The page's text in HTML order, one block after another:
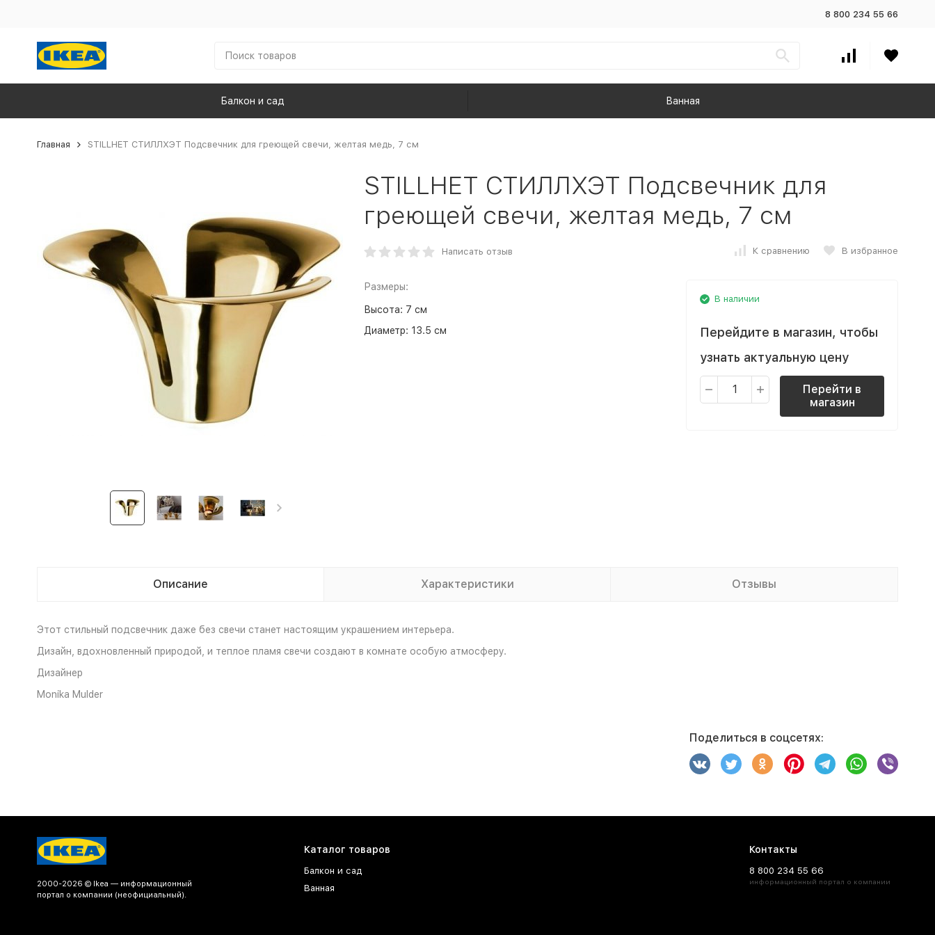
8 800 234 55 66
Балкон и сад Ванная
Главная STILLHET СТИЛЛХЭТ Подсвечник для греющей свечи, желтая медь, 7 см
STILLHET СТИЛЛХЭТ Подсвечник для
греющей свечи, желтая медь, 7 см
Написать отзыв К сравнению В избранное
Размеры:
Высота: 7 см
Диаметр: 13.5 см
В наличии
Перейдите в магазин, чтобы
узнать актуальную цену
Перейти в
магазин
Описание Характеристики Отзывы
Этот стильный подсвечник даже без свечи станет настоящим украшением интерьера.
Дизайн, вдохновленный природой, и теплое пламя свечи создают в комнате особую атмосферу.
Дизайнер
Monika Mulder
Поделиться в соцсетях:
2000-2026 © Ikea — информационный
портал о компании (неофициальный).
Каталог товаров
Балкон и сад
Ванная
Контакты
8 800 234 55 66
информационный портал о компании